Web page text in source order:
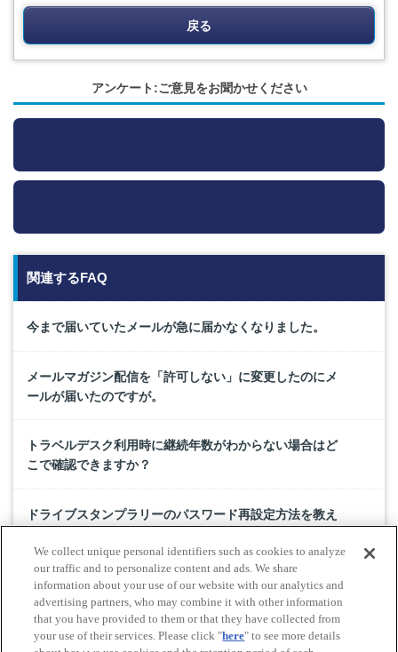
戻る
アンケート:ご意見をお聞かせください
関連するFAQ
今まで届いていたメールが急に届かなくなりました。
メールマガジン配信を「許可しない」に変更したのにメ
ールが届いたのですが。
トラベルデスク利用時に継続年数がわからない場合はど
こで確認できますか？
ドライブスタンプラリーのパスワード再設定方法を教え
JAF年会費請求まとめサービスで支払っていますが、今後
の支払方法はどのようにすればいいですか？
We collect unique personal identifiers such as cookies to analyze
our traffic and to personalize content and ads. We share
information about your use of our website with our analytics and
advertising partners, who may combine it with other information
that you have provided to them or that they have collected from
your use of their services. Please click "here" to see more details